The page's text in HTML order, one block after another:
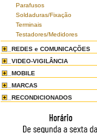
Parafusos
Soldaduras/Fixação
Terminais
Testadores/Medidores
REDES e COMUNICAÇÕES
VIDEO-VIGILÂNCIA
MOBILE
MARCAS
RECONDICIONADOS